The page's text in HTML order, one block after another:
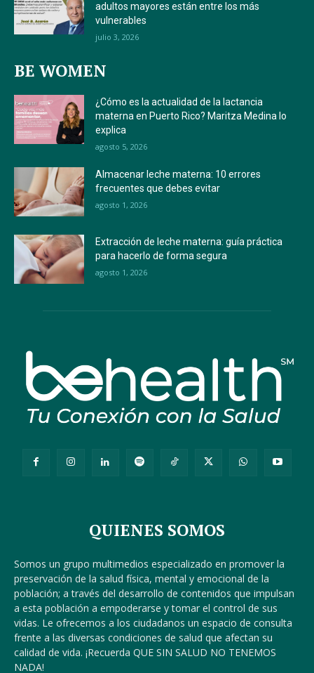
adultos mayores están entre los más
vulnerables
julio 3, 2026
BE WOMEN
¿Cómo es la actualidad de la lactancia
materna en Puerto Rico? Maritza Medina lo
explica
agosto 5, 2026
Almacenar leche materna: 10 errores
frecuentes que debes evitar
agosto 1, 2026
Extracción de leche materna: guía práctica
para hacerlo de forma segura
agosto 1, 2026
QUIENES SOMOS
Somos un grupo multimedios especializado en promover la
preservación de la salud física, mental y emocional de la
población; a través del desarrollo de contenidos que impulsan
a esta población a empoderarse y tomar el control de sus
vidas. Le ofrecemos a los ciudadanos un espacio de consulta
frente a las diversas condiciones de salud que afectan su
calidad de vida. ¡Recuerda QUE SIN SALUD NO TENEMOS
NADA!